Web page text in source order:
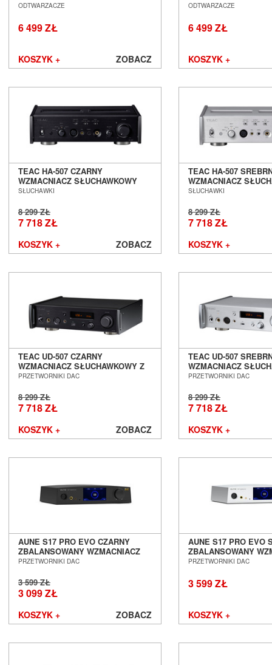
POZNAŃ WROCŁAW
ODTWARZACZE
6 499 ZŁ
KOSZYK + ZOBACZ
POZNAŃ WROCŁAW
ODTWARZACZE
6 499 ZŁ
KOSZYK +
TEAC HA-507 CZARNY
WZMACNIACZ SŁUCHAWKOWY
SALON POZNAŃ WROCŁAW
SŁUCHAWKI
8 299 ZŁ
7 718 ZŁ
KOSZYK + ZOBACZ
TEAC HA-507
WZMACNIACZ
SALON POZNAŃ
SŁUCHAWKI
8 299 ZŁ
7 718 ZŁ
KOSZYK +
TEAC UD-507 CZARNY
WZMACNIACZ SŁUCHAWKOWY Z
DAC SALON POZNAŃ WROCŁAW
PRZETWORNIKI DAC
8 299 ZŁ
7 718 ZŁ
KOSZYK + ZOBACZ
TEAC UD-507
WZMACNIACZ
DAC SALON
PRZETWORNIKI DAC
8 299 ZŁ
7 718 ZŁ
KOSZYK +
AUNE S17 PRO EVO CZARNY
ZBALANSOWANY WZMACNIACZ
SŁUCHAWKOWY KLASY A SALON
PRZETWORNIKI DAC
3 599 ZŁ
3 099 ZŁ
KOSZYK + ZOBACZ
AUNE S17 PRO EVO
ZBALANSOWANY
SŁUCHAWKOWY
PRZETWORNIKI DAC
3 599 ZŁ
KOSZYK +